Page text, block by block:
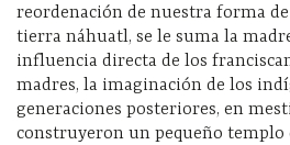
reordenación de nuestra forma
tierra náhuatl, se le suma la
influencia directa de los
madres, la imaginación de los
generaciones posteriores, en
construyeron un pequeño templo